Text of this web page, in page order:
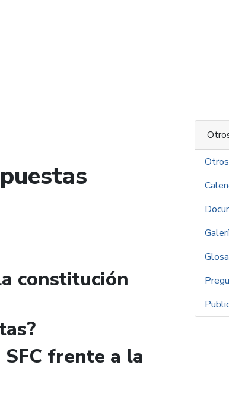
constitución
frente a la